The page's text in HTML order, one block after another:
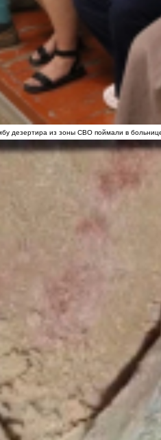
дезертира из зоны СВО поймали в